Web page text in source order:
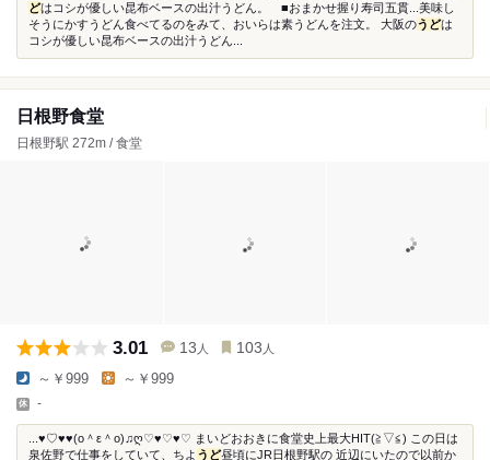
どはコシが優しい昆布ベースの出汁うどん。 ■おまかせ握り寿司五貫...美味し
そうにかすうどん食べてるのをみて、おいらは素うどんを注文。 大阪のうどは
コシが優しい昆布ベースの出汁うどん...
日根野食堂
日根野駅 272m / 食堂
3.01 13 人 103 人
～￥999 ～￥999
-
...♥♡♥♥(o＾ε＾o)♫ღ♡♥♡♥♡ まいどおおきに食堂史上最大HIT(≧▽≦) この日は
泉佐野で仕事をしていて、ちよ うど昼頃にJR日根野駅の 近辺にいたので以前か